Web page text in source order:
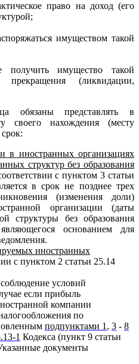
право на доход (его
имуществом такой
имущество такой
(ликвидации,
обязаны представлять в
своего нахождения (месту
в иностранных организациях
структур без образования
с пунктом 3 статьи
в срок не позднее трех
(изменения доли)
организации (даты
структуры без образования
основанием для
иностранных
с пунктом 2 статьи 25.14
условий
если прибыль
компании
по
подпунктами 1 , 3 - 8
1 Кодекса (пункт 9 статьи
документы